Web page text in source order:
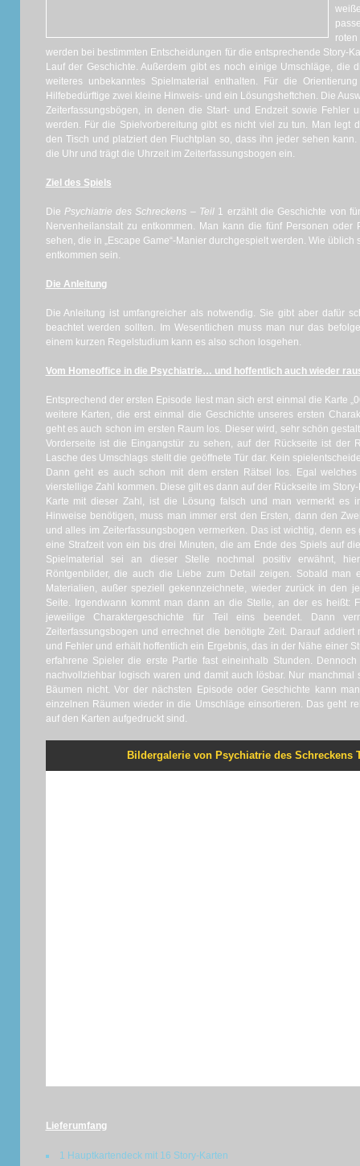
werden bei bestimmten Entscheidungen für die entsprechende Story-
Lauf der Geschichte. Außerdem gibt es noch einige Umschläge, die
weiteres unbekanntes Spielmaterial enthalten. Für die
Hilfebedürftige zwei kleine Hinweis- und ein Lösungsheftchen. Die
Zeiterfassungsbögen, in denen die Start- und Endzeit sowie Fehler
werden. Für die Spielvorbereitung gibt es nicht viel zu tun. Man legt
den Tisch und platziert den Fluchtplan so, dass ihn jeder sehen
die Uhr und trägt die Uhrzeit im Zeiterfassungsbogen ein.
Ziel des Spiels
Die Psychiatrie des Schreckens – Teil 1 erzählt die Geschichte von
Nervenheilanstalt zu entkommen. Man kann die fünf Personen oder
sehen, die in „Escape Game“-Manier durchgespielt werden. Wie
entkommen sein.
Die Anleitung
Die Anleitung ist umfangreicher als notwendig. Sie gibt aber dafür
beachtet werden sollten. Im Wesentlichen muss man nur das
einem kurzen Regelstudium kann es also schon losgehen.
Vom Homeoffice in die Psychiatrie… und hoffentlich auch wieder
Entsprechend der ersten Episode liest man sich erst einmal die Karte
weitere Karten, die erst einmal die Geschichte unseres ersten
geht es auch schon im ersten Raum los. Dieser wird, sehr schön
Vorderseite ist die Eingangstür zu sehen, auf der Rückseite ist der
Lasche des Umschlags stellt die geöffnete Tür dar. Kein
Dann geht es auch schon mit dem ersten Rätsel los. Egal
vierstellige Zahl kommen. Diese gilt es dann auf der Rückseite im
Karte mit dieser Zahl, ist die Lösung falsch und man vermerkt es
Hinweise benötigen, muss man immer erst den Ersten, dann den
und alles im Zeiterfassungsbogen vermerken. Das ist wichtig, denn
eine Strafzeit von ein bis drei Minuten, die am Ende des Spiels auf
Spielmaterial sei an dieser Stelle nochmal positiv erwähnt,
Röntgenbilder, die auch die Liebe zum Detail zeigen. Sobald man
Materialien, außer speziell gekennzeichnete, wieder zurück in den
Seite. Irgendwann kommt man dann an die Stelle, an der es heißt:
jeweilige Charaktergeschichte für Teil eins beendet. Dann
Zeiterfassungsbogen und errechnet die benötigte Zeit. Darauf
und Fehler und erhält hoffentlich ein Ergebnis, das in der Nähe einer
erfahrene Spieler die erste Partie fast eineinhalb Stunden.
nachvollziehbar logisch waren und damit auch lösbar. Nur
Bäumen nicht. Vor der nächsten Episode oder Geschichte kann
einzelnen Räumen wieder in die Umschläge einsortieren. Das geht
auf den Karten aufgedruckt sind.
Bildergalerie von Psychiatrie des Schreckens
Lieferumfang
1 Hauptkartendeck mit 16 Story-Karten